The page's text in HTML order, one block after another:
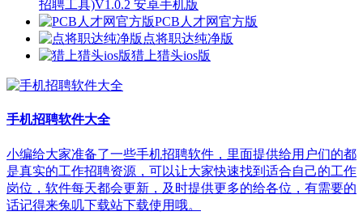
招聘工具)V1.0.2 安卓手机版
PCB人才网官方版
点将职达纯净版
猎上猎头ios版
手机招聘软件大全
小编给大家准备了一些手机招聘软件，里面提供给用户们的都
是真实的工作招聘资源，可以让大家快速找到适合自己的工作
岗位，软件每天都会更新，及时提供更多的给各位，有需要的
话记得来兔叽下载站下载使用哦。